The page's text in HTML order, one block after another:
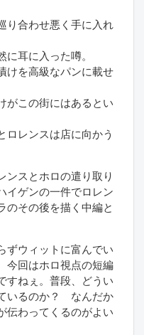
り合わせ悪く手に入れ
耳に入った噂。
けを高級なパンに載せ
がこの街にはあるとい
ロレンスは店に向かう
ンスとホロの遣り取り
イゲンの一件でロレン
のその後を描く中編と
ずウィットに富んでい
今回はホロ視点の短編
すねぇ。普段、どうい
いるのか？ なんだか
伝わってくるのがよい